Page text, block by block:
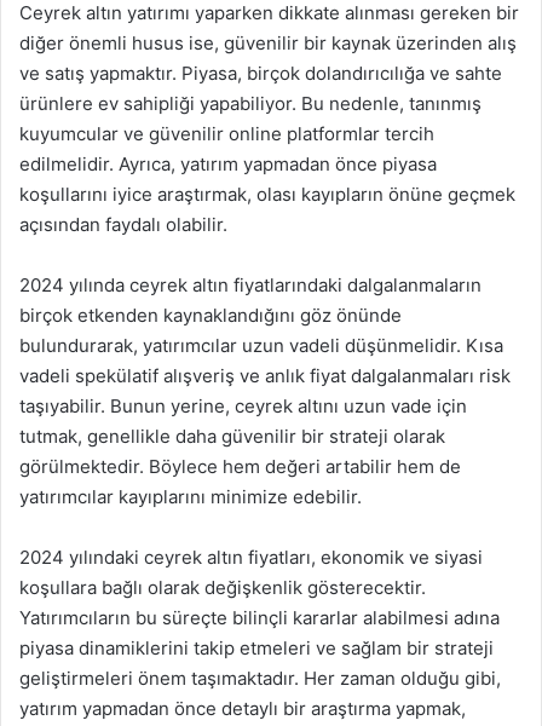
Ceyrek altın yatırımı yaparken dikkate alınması gereken bir
diğer önemli husus ise, güvenilir bir kaynak üzerinden alış
ve satış yapmaktır. Piyasa, birçok dolandırıcılığa ve sahte
ürünlere ev sahipliği yapabiliyor. Bu nedenle, tanınmış
kuyumcular ve güvenilir online platformlar tercih
edilmelidir. Ayrıca, yatırım yapmadan önce piyasa
koşullarını iyice araştırmak, olası kayıpların önüne geçmek
açısından faydalı olabilir.
2024 yılında ceyrek altın fiyatlarındaki dalgalanmaların
birçok etkenden kaynaklandığını göz önünde
bulundurarak, yatırımcılar uzun vadeli düşünmelidir. Kısa
vadeli spekülatif alışveriş ve anlık fiyat dalgalanmaları risk
taşıyabilir. Bunun yerine, ceyrek altını uzun vade için
tutmak, genellikle daha güvenilir bir strateji olarak
görülmektedir. Böylece hem değeri artabilir hem de
yatırımcılar kayıplarını minimize edebilir.
2024 yılındaki ceyrek altın fiyatları, ekonomik ve siyasi
koşullara bağlı olarak değişkenlik gösterecektir.
Yatırımcıların bu süreçte bilinçli kararlar alabilmesi adına
piyasa dinamiklerini takip etmeleri ve sağlam bir strateji
geliştirmeleri önem taşımaktadır. Her zaman olduğu gibi,
yatırım yapmadan önce detaylı bir araştırma yapmak,